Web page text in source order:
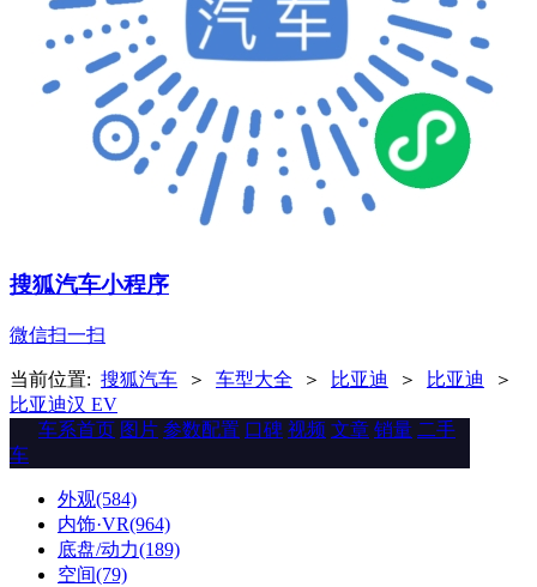
搜狐汽车小程序
微信扫一扫
当前位置: 搜狐汽车 ＞ 车型大全 ＞ 比亚迪 ＞ 比亚迪
＞
比亚迪汉 EV
车系首页 图片 参数配置 口碑 视频 文章 销量 二手
车
外观(584)
内饰·VR(964)
底盘/动力(189)
空间(79)